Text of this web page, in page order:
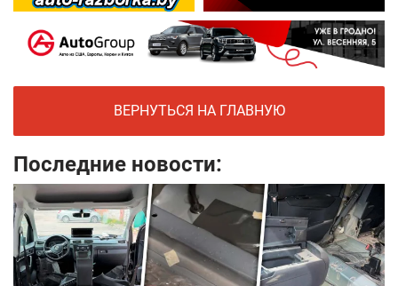
ВЕРНУТЬСЯ НА ГЛАВНУЮ
Последние новости: